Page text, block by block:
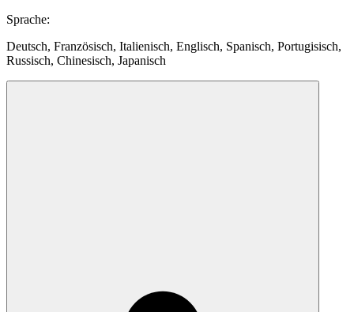
Sprache:
Deutsch, Französisch, Italienisch, Englisch, Spanisch, Portugisisch,
Russisch, Chinesisch, Japanisch